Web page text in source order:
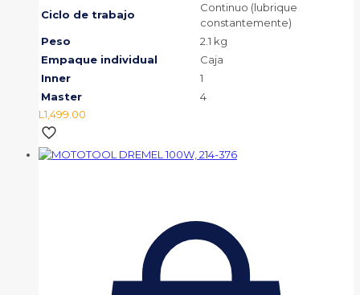
Ciclo de trabajo
Continuo (lubrique
constantemente)
Peso
2.1 kg
Empaque individual
Caja
Inner
1
Master
4
L1,499.00